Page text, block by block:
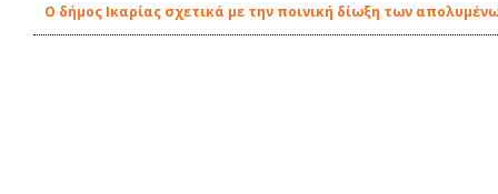
O δήμος Ικαρίας σχετικά με την ποινική δίωξη των